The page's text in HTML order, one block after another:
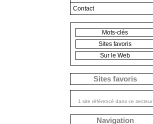
Contact
Mots-clés
Sites favoris
Sur le Web
Sites favoris
1 site référencé dans ce secteur
Navigation